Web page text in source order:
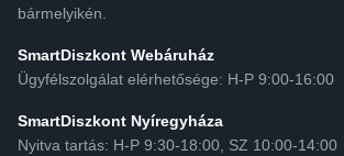
bármelyikén.
SmartDiszkont Webáruház
Ügyfélszolgálat elérhetősége: H-P 9:00-16:00
SmartDiszkont Nyíregyháza
Nyitva tartás: H-P 9:30-18:00, SZ 10:00-14:00